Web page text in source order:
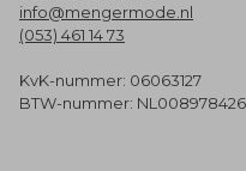
info@mengermode.nl
(053) 461 14 73
KvK-nummer: 06063127
BTW-nummer: